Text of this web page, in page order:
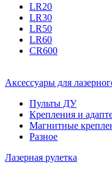
LR20
LR30
LR50
LR60
CR600
Аксессуары для
Пульты ДУ
Крепления и
Магнитные
Разное
Лазерная рулетка